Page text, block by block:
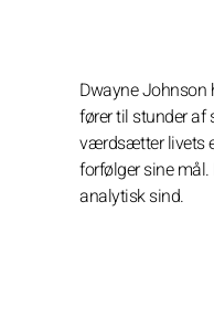
Dwayne Johnson
fører til stunder af
værdsætter livets
forfølger sine
analytisk sind.